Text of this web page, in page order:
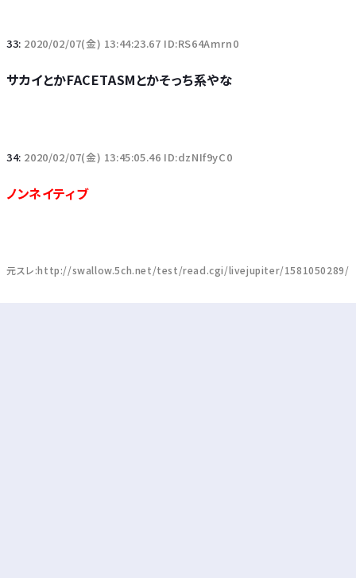
33: 2020/02/07(金) 13:44:23.67 ID:RS64Amrn0
サカイとかFACETASMとかそっち系やな
34: 2020/02/07(金) 13:45:05.46 ID:dzNIf9yC0
ノンネイティブ
元スレ:http://swallow.5ch.net/test/read.cgi/livejupiter/1581050289/